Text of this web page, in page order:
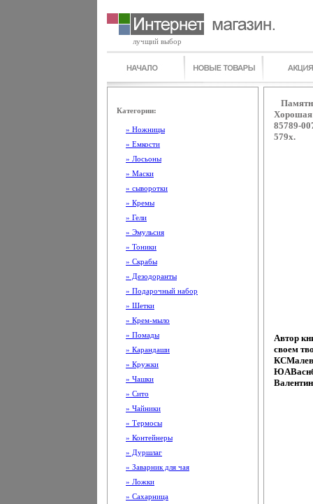
лучщий выбор
Категории:
» Ножницы
» Емкости
» Лосьоны
» Маски
» сыворотки
» Кремы
» Гели
» Эмульсия
» Тоники
» Скрабы
» Дезодоранты
» Подарочный набор
» Шетки
» Крем-мыло
» Помады
» Карандаши
» Кружки
» Чашки
» Сито
» Чайники
» Термосы
» Контейнеры
» Дуршлаг
» Заварник для чая
» Ложки
» Сахарница
Хорошая
85789-
579x.
Автор
своем